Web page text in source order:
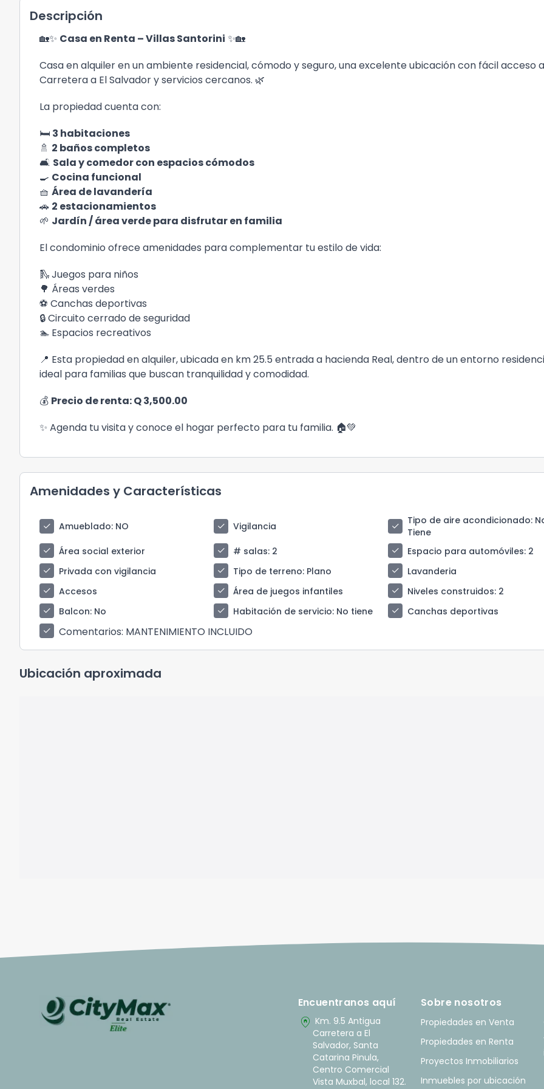
Descripción
🏡✨ Casa en Renta – Villas Santorini ✨🏡
Casa en alquiler en un ambiente residencial, cómodo y seguro, una excelente ubicación con fácil acceso a
Carretera a El Salvador y servicios cercanos. 🌿
La propiedad cuenta con:
🛏️ 3 habitaciones
🚿 2 baños completos
🛋️ Sala y comedor con espacios cómodos
🍳 Cocina funcional
🧺 Área de lavandería
🚗 2 estacionamientos
🌱 Jardín / área verde para disfrutar en familia
El condominio ofrece amenidades para complementar tu estilo de vida:
🛝 Juegos para niños
🌳 Áreas verdes
⚽ Canchas deportivas
🔒 Circuito cerrado de seguridad
🏊 Espacios recreativos
📍 Esta propiedad en alquiler, ubicada en km 25.5 entrada a hacienda Real, dentro de un entorno
ideal para familias que buscan tranquilidad y comodidad.
💰 Precio de renta: Q 3,500.00
✨ Agenda tu visita y conoce el hogar perfecto para tu familia. 🏠💚
Amenidades y Características
check Amueblado: NO check Vigilancia check Tipo de aire acondicionado:
Tiene
check
Área social exterior check # salas: 2 check Espacio para automóviles: 2
check
Privada con vigilancia check Tipo de terreno: Plano check
Lavanderia
check
Accesos check Área de juegos infantiles check Niveles construidos: 2
check
Balcon: No check Habitación de servicio: No tiene check
Canchas deportivas
check
Comentarios: MANTENIMIENTO INCLUIDO
Ubicación aproximada
Encuentranos aquí
home_pin Km. 9.5 Antigua
Carretera a El
Salvador, Santa
Catarina Pinula,
Centro Comercial
Vista Muxbal, local 132.
Sobre nosotros
Propiedades en Venta
Propiedades en Renta
Proyectos Inmobiliarios
Inmuebles por ubicación